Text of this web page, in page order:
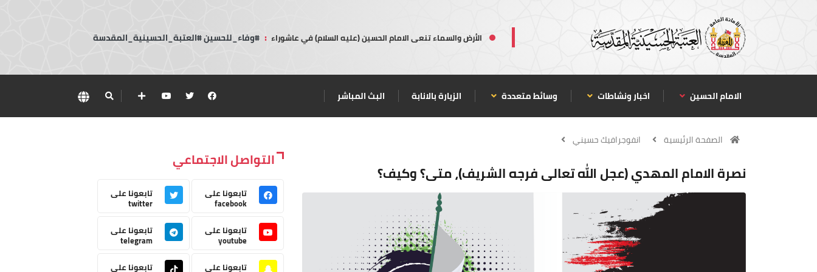
الأرض والسماء تنعى الامام الحسين (عليه السلام) في عاشوراء : #وفاء_للحسين #العتبة_الحسينية_المقدسة
الامام الحسين اخبار ونشاطات وسائط متعددة الزيارة بالانابة البث المباشر
الصفحة الرئيسية انفوجرافيك حسيني
نصرة الامام المهدي (عجل الله تعالى فرجه الشريف)، متى؟ وكيف؟
التواصل الاجتماعي
تابعونا على
facebook
تابعونا على
twitter
تابعونا على
youtube
تابعونا على
telegram
تابعونا على
تابعونا على